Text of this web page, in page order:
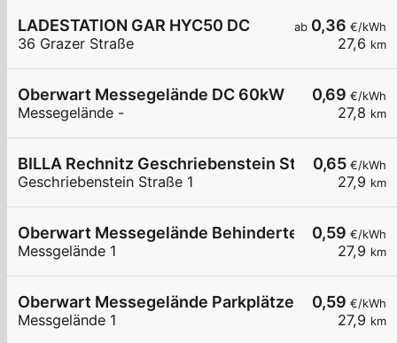
ab 0,36 €/kWh
27,6 km
LADESTATION GAR HYC50 DC
36 Grazer Straße
0,69 €/kWh
27,8 km
Oberwart Messegelände DC 60kW
Messegelände -
0,65 €/kWh
27,9 km
BILLA Rechnitz Geschriebenstein Strasse
Geschriebenstein Straße 1
0,59 €/kWh
27,9 km
Oberwart Messegelände Behinderten Parkplatz
Messgelände 1
0,59 €/kWh
27,9 km
Oberwart Messegelände Parkplätze
Messgelände 1